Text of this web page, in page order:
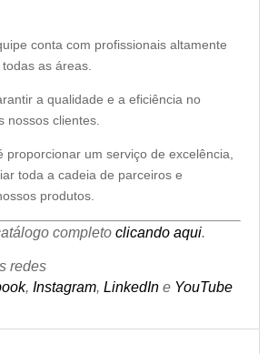
conta com profissionais altamente
as áreas.
a qualidade e a eficiência no
nossos clientes.
proporcionar um serviço de excelência,
toda a cadeia de parceiros e
produtos.
completo clicando aqui.
redes
, Instagram, LinkedIn e YouTube